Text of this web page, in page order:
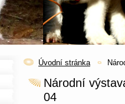
Úvodní stránka
Národní
04